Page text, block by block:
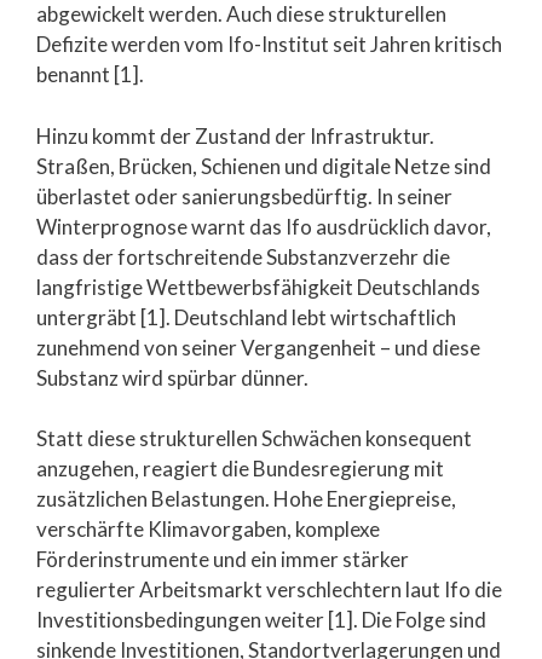
abgewickelt werden. Auch diese strukturellen
Defizite werden vom Ifo-Institut seit Jahren kritisch
benannt [1].
Hinzu kommt der Zustand der Infrastruktur.
Straßen, Brücken, Schienen und digitale Netze sind
überlastet oder sanierungsbedürftig. In seiner
Winterprognose warnt das Ifo ausdrücklich davor,
dass der fortschreitende Substanzverzehr die
langfristige Wettbewerbsfähigkeit Deutschlands
untergräbt [1]. Deutschland lebt wirtschaftlich
zunehmend von seiner Vergangenheit – und diese
Substanz wird spürbar dünner.
Statt diese strukturellen Schwächen konsequent
anzugehen, reagiert die Bundesregierung mit
zusätzlichen Belastungen. Hohe Energiepreise,
verschärfte Klimavorgaben, komplexe
Förderinstrumente und ein immer stärker
regulierter Arbeitsmarkt verschlechtern laut Ifo die
Investitionsbedingungen weiter [1]. Die Folge sind
sinkende Investitionen, Standortverlagerungen und